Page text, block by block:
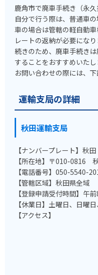
鹿角市で廃車手続き（永
自分で行う際は、普通車
車の場合は管轄の軽自動
レートの返納が必要にな
続きのため、廃車手続き
することをおすすめいた
お問い合わせの際には、下
運輸支局の詳細
秋田運輸支局
【ナンバープレート】秋田
【所在地】〒010-0816
【電話番号】050-5540-
【管轄区域】秋田県全域
【登録申請受付時間】午
【休業日】土曜日、日曜
【アクセス】